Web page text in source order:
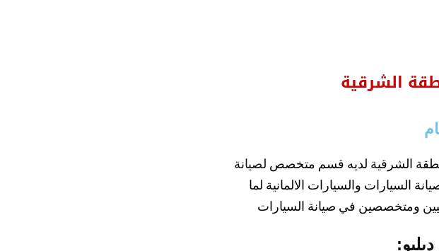
الشرقية
الشرقية لديه قسم متخصص لصيانة
السيارات والسيارات الالمانية لما
ومتخصصين في صيانة السيارات